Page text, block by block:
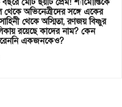
মোট ছয়টি প্রেম! শ্যামৌপ্তিকে
অভিনেত্রীদের সঙ্গে একের
থেকে অস্মিতা, রণজয় বিষ্ণুর
রয়েছে কাদের নাম? কেন
একজনকেও?